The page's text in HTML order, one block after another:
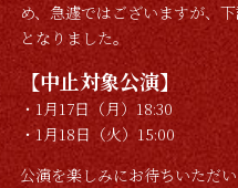
め、急遽ではございますが、
となりました。
【中止対象公演】
・1月17日（月）18:30
・1月18日（火）15:00
公演を楽しみにお待ちいただ